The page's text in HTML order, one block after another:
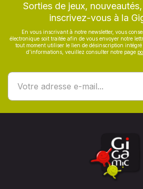
Sorties de jeux,
inscrivez-vous à la
En vous inscrivant à notre newsletter, vous
électronique soit traitée afin de vous envoyer notre
tout moment utiliser le lien de désinscription
d’informations, veuillez consulter notre page